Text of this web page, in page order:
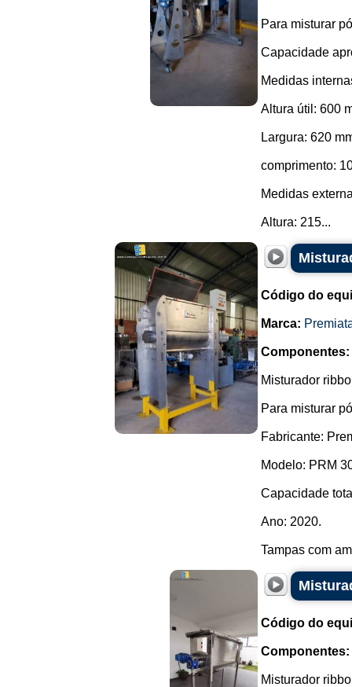
Para misturar
Capacidade
Medidas
Altura útil: 600
Largura: 620
comprimento:
Medidas
Altura: 215...
Código do
Marca:
Componentes:
Misturador
Para misturar
Fabricante:
Modelo: PRM
Capacidade
Ano: 2020.
Tampas com
Código do
Componentes:
Misturador